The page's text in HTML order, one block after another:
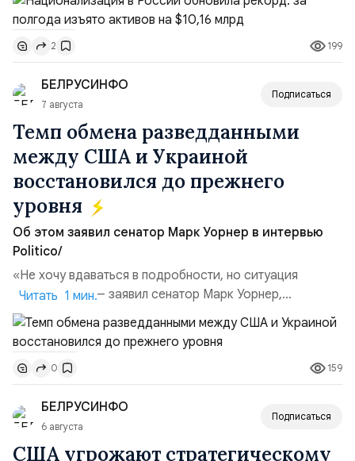
чем за аналогичный период 2025 года ($3,95 млрд).
Всего зафиксировано 15 национализационных
транзакций, которые обеспечили 42,2% денежного
объёма всего российского рынка слияний и
поглощений. Крупнейшей ...
2 199
БЕЛРУСИНФО
7 августа
Подписаться
Темп обмена разведданными
между США и Украиной
восстановился до прежнего
уровня
Об этом заявил сенатор Марк Уорнер в интервью
Politico/
«Не хочу вдаваться в подробности, но ситуация
улучшилась», — заявил сенатор Марк Уорнер,
высокопоставленный член комитета по разведке,
добавив, что использование Украиной беспилотников и
ракет большой дальности позволило ей наносить
удары вглубь российской территории и укрепило её
позиции.Сотрудничество со стороны США стало
ключом к позитивному пов...
Читать 1 мин.
0 159
БЕЛРУСИНФО
6 августа
Подписаться
США угрожают стратегическому